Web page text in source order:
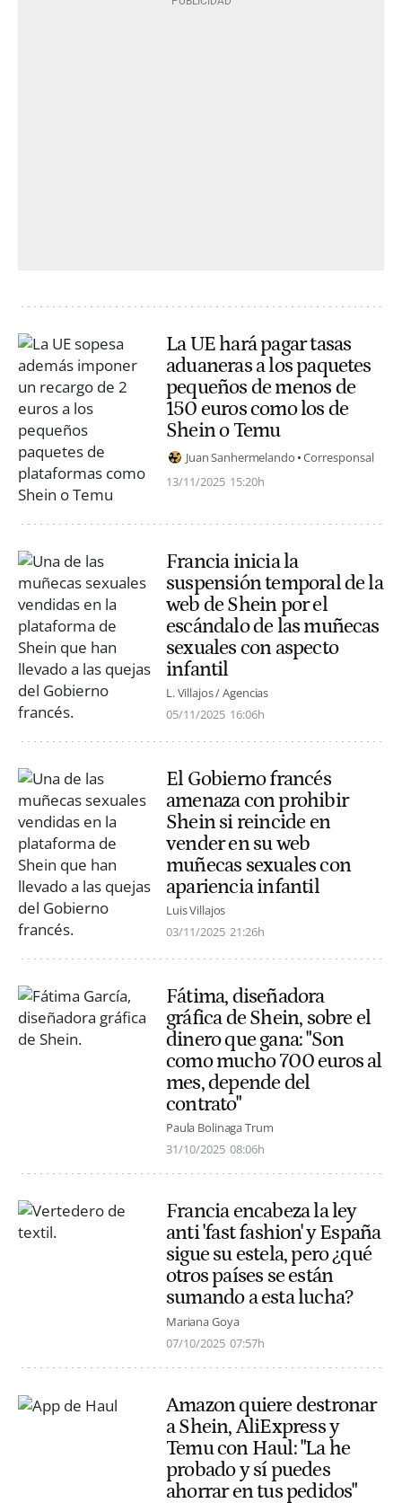
La UE hará pagar tasas
aduaneras a los paquetes
pequeños de menos de
150 euros como los de
Shein o Temu
Juan Sanhermelando Corresponsal
13/11/2025 15:20h
Francia inicia la
suspensión temporal de la
web de Shein por el
escándalo de las muñecas
sexuales con aspecto
infantil
L. Villajos / Agencias
05/11/2025 16:06h
El Gobierno francés
amenaza con prohibir
Shein si reincide en
vender en su web
muñecas sexuales con
apariencia infantil
Luis Villajos
03/11/2025 21:26h
Fátima, diseñadora
gráfica de Shein, sobre el
dinero que gana: "Son
como mucho 700 euros al
mes, depende del
contrato"
Paula Bolinaga Trum
31/10/2025 08:06h
Francia encabeza la ley
anti 'fast fashion' y España
sigue su estela, pero ¿qué
otros países se están
sumando a esta lucha?
Mariana Goya
07/10/2025 07:57h
Amazon quiere destronar
a Shein, AliExpress y
Temu con Haul: "La he
probado y sí puedes
ahorrar en tus pedidos"